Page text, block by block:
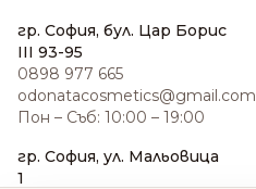
гр. София, бул. Цар Борис
III 93-95
0898 977 665
odonatacosmetics@gmail.com
Пон – Съб: 10:00 – 19:00
гр. София, ул. Мальовица
1